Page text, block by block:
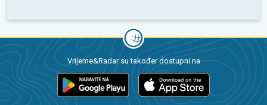
Vrijeme&Radar su također dostupni na